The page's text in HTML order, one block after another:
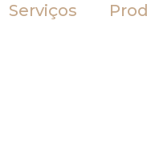
Serviços